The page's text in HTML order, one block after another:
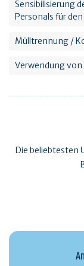
Sensibilisierung
Personals für
Mülltrennung /
Verwendung
Die beliebtesten